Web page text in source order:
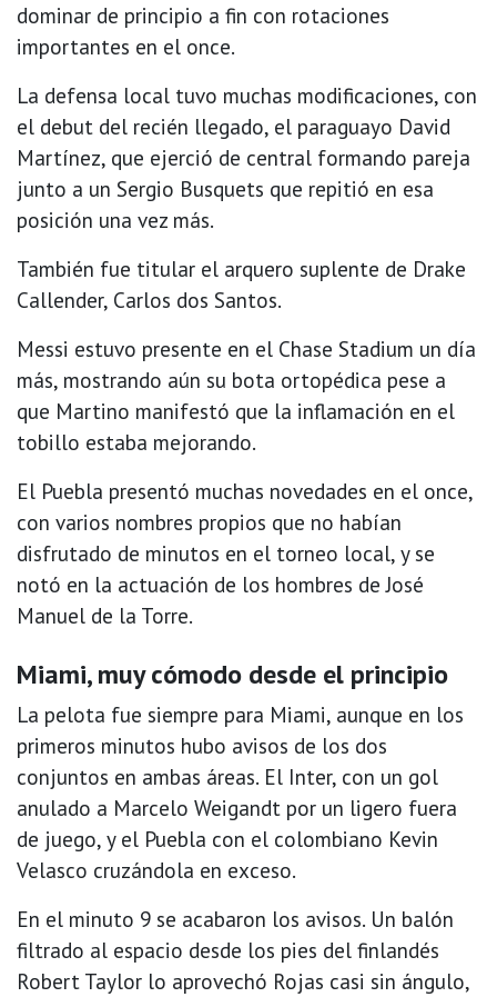
dominar de principio a fin con rotaciones
importantes en el once.
La defensa local tuvo muchas modificaciones, con
el debut del recién llegado, el paraguayo David
Martínez, que ejerció de central formando pareja
junto a un Sergio Busquets que repitió en esa
posición una vez más.
También fue titular el arquero suplente de Drake
Callender, Carlos dos Santos.
Messi estuvo presente en el Chase Stadium un día
más, mostrando aún su bota ortopédica pese a
que Martino manifestó que la inflamación en el
tobillo estaba mejorando.
El Puebla presentó muchas novedades en el once,
con varios nombres propios que no habían
disfrutado de minutos en el torneo local, y se
notó en la actuación de los hombres de José
Manuel de la Torre.
Miami, muy cómodo desde el principio
La pelota fue siempre para Miami, aunque en los
primeros minutos hubo avisos de los dos
conjuntos en ambas áreas. El Inter, con un gol
anulado a Marcelo Weigandt por un ligero fuera
de juego, y el Puebla con el colombiano Kevin
Velasco cruzándola en exceso.
En el minuto 9 se acabaron los avisos. Un balón
filtrado al espacio desde los pies del finlandés
Robert Taylor lo aprovechó Rojas casi sin ángulo,